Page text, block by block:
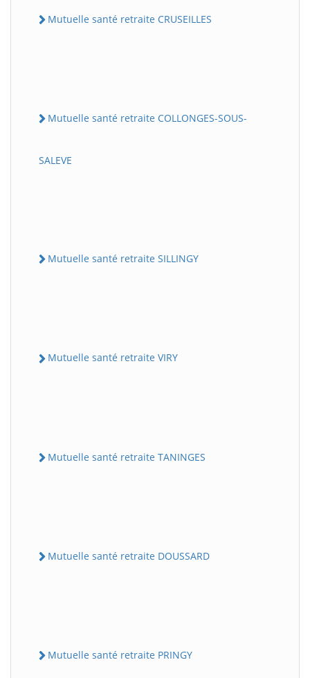
Mutuelle santé retraite CRUSEILLES
Mutuelle santé retraite COLLONGES-SOUS-
SALEVE
Mutuelle santé retraite SILLINGY
Mutuelle santé retraite VIRY
Mutuelle santé retraite TANINGES
Mutuelle santé retraite DOUSSARD
Mutuelle santé retraite PRINGY